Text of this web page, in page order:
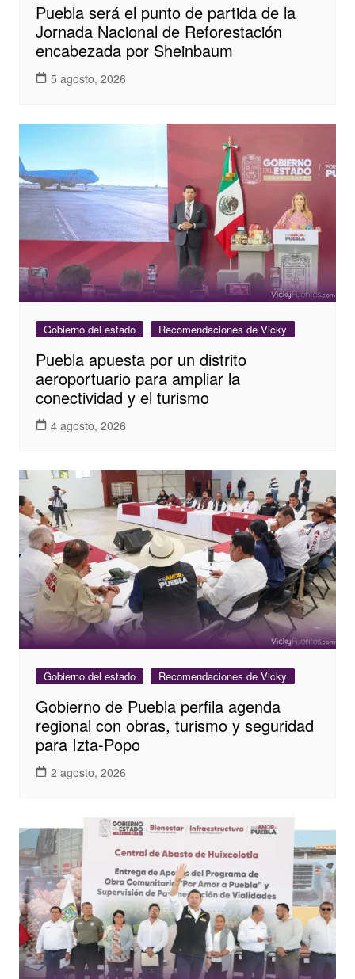
Puebla será el punto de partida de la
Jornada Nacional de Reforestación
encabezada por Sheinbaum
5 agosto, 2026
Gobierno del estado Recomendaciones de Vicky
Puebla apuesta por un distrito
aeroportuario para ampliar la
conectividad y el turismo
4 agosto, 2026
Gobierno del estado Recomendaciones de Vicky
Gobierno de Puebla perfila agenda
regional con obras, turismo y seguridad
para Izta-Popo
2 agosto, 2026